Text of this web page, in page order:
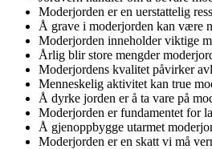
Moderjorden er en uerstattelig
Å grave i moderjorden kan være
Moderjorden inneholder viktige
Årlig blir store mengder
Moderjordens kvalitet påvirker
Menneskelig aktivitet kan true
Å dyrke jorden er å ta vare på
Moderjorden er fundamentet for
Å gjenoppbygge utarmet
Moderjorden er en skatt vi må